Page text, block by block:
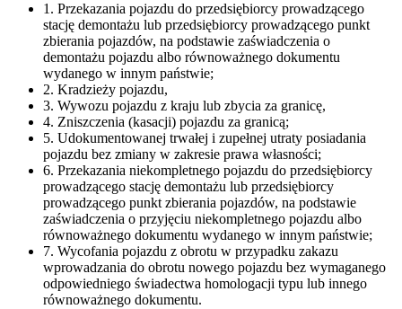
1. Przekazania pojazdu do przedsiębiorcy prowadzącego
stację demontażu lub przedsiębiorcy prowadzącego punkt
zbierania pojazdów, na podstawie zaświadczenia o
demontażu pojazdu albo równoważnego dokumentu
wydanego w innym państwie;
2. Kradzieży pojazdu,
3. Wywozu pojazdu z kraju lub zbycia za granicę,
4. Zniszczenia (kasacji) pojazdu za granicą;
5. Udokumentowanej trwałej i zupełnej utraty posiadania
pojazdu bez zmiany w zakresie prawa własności;
6. Przekazania niekompletnego pojazdu do przedsiębiorcy
prowadzącego stację demontażu lub przedsiębiorcy
prowadzącego punkt zbierania pojazdów, na podstawie
zaświadczenia o przyjęciu niekompletnego pojazdu albo
równoważnego dokumentu wydanego w innym państwie;
7. Wycofania pojazdu z obrotu w przypadku zakazu
wprowadzania do obrotu nowego pojazdu bez wymaganego
odpowiedniego świadectwa homologacji typu lub innego
równoważnego dokumentu.